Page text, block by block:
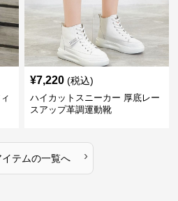
¥7,220 (税込)
ハイカットスニーカー 厚底レー
スアップ革調運動靴
イテムの一覧へ ›